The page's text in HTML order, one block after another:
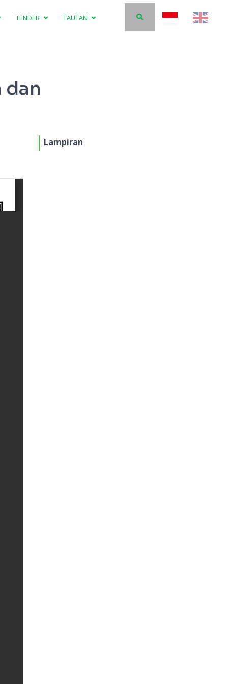
TENDER TAUTAN
dan
Lampiran